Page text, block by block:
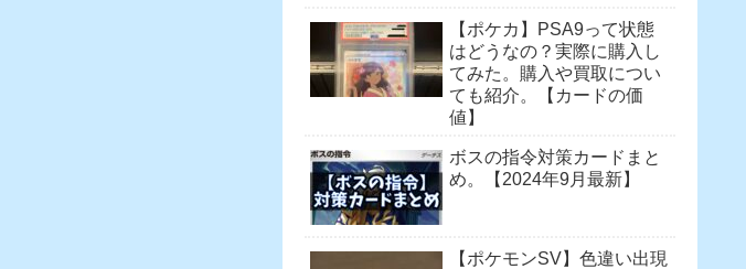
【ポケカ】PSA9って状態
はどうなの？実際に購入し
てみた。購入や買取につい
ても紹介。【カードの価
値】
ボスの指令対策カードまと
め。【2024年9月最新】
【ポケモンSV】色違い出現